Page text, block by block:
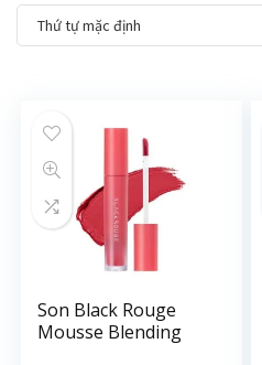
Thứ tự mặc định
Son Black Rouge
Mousse Blending